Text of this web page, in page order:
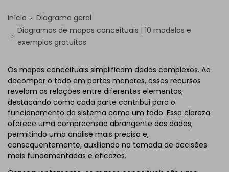
Início
Diagrama geral
Diagramas de mapas conceituais | 10 modelos e
exemplos gratuitos
Os mapas conceituais simplificam dados complexos. Ao
decompor o todo em partes menores, esses recursos
revelam as relações entre diferentes elementos,
destacando como cada parte contribui para o
funcionamento do sistema como um todo. Essa clareza
oferece uma compreensão abrangente dos dados,
permitindo uma análise mais precisa e,
consequentemente, auxiliando na tomada de decisões
mais fundamentadas e eficazes.